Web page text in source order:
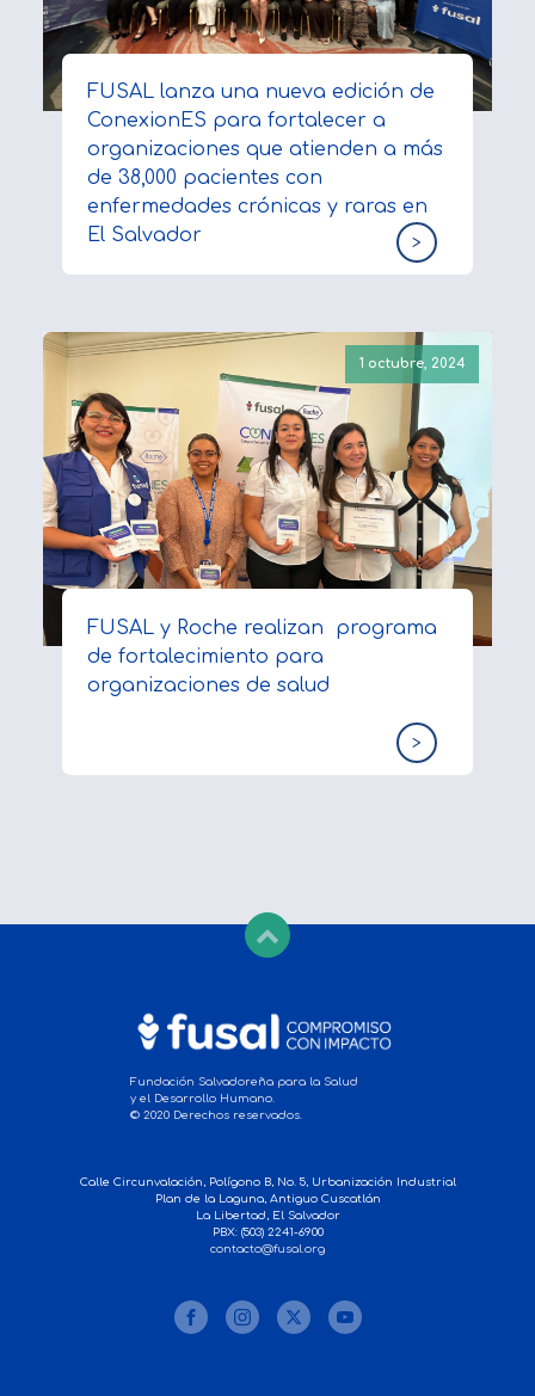
FUSAL lanza una nueva edición de
ConexionES para fortalecer a
organizaciones que atienden a más
de 38,000 pacientes con
enfermedades crónicas y raras en
El Salvador
>
1 octubre, 2024
FUSAL y Roche realizan programa
de fortalecimiento para
organizaciones de salud
>
Fundación Salvadoreña para la Salud
y el Desarrollo Humano.
© 2020 Derechos reservados.
Calle Circunvalación, Polígono B, No. 5, Urbanización Industrial
Plan de la Laguna, Antiguo Cuscatlán
La Libertad, El Salvador
PBX: (503) 2241-6900
contacto@fusal.org